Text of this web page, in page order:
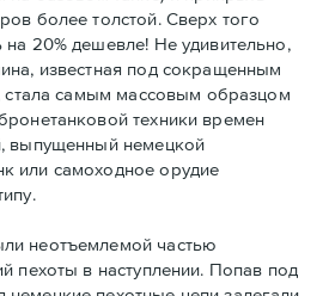
более толстой. Сверх того
на 20% дешевле! Не удивительно,
известная под сокращенным
стала самым массовым образцом
техники времен
выпущенный немецкой
или самоходное орудие
неотъемлемой частью
пехоты в наступлении. Попав под